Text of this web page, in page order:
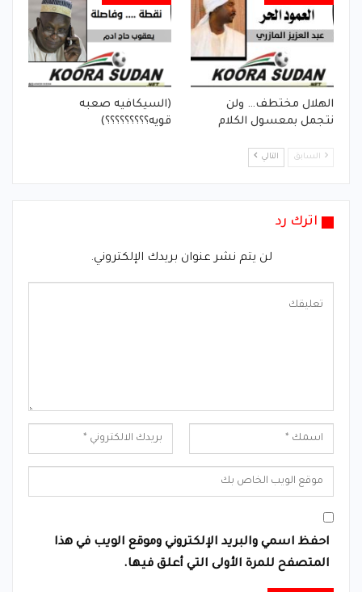
الهلال مختطف… ولن
نتجمل بمعسول الكلام
(السيكافيه صعبه
قويه؟؟؟؟؟؟؟؟؟)
السابق التالي
اترك رد
لن يتم نشر عنوان بريدك الإلكتروني.
احفظ اسمي والبريد الإلكتروني وموقع الويب في هذا
المتصفح للمرة الأولى التي أعلق فيها.